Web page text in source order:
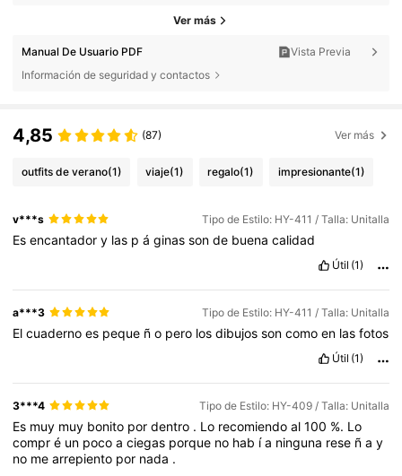
Ver más
Manual De Usuario PDF
Vista Previa
Información de seguridad y contactos
4,85 (87) Ver más
outfits de verano(1) viaje(1) regalo(1) impresionante(1)
v***s Tipo de Estilo: HY-411 / Talla: Unitalla
Esencantadory las páginassonde buenacalidad
Útil (1)
a***3 Tipo de Estilo: HY-411 / Talla: Unitalla
Elcuadernoes peque ño pero losdibujossoncomoen lasfotos
Útil (1)
3***4 Tipo de Estilo: HY-409 / Talla: Unitalla
Es muy muy bonito pordentro . Lo recomiendoal100 %. Lo
compré un pocoaciegas porque no hab ía ninguna rese ñay
no mearrepiento por nada .